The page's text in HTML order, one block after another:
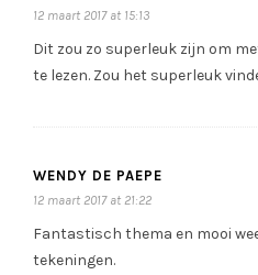
12 maart 2017 at 15:13
Dit zou zo superleuk zijn om
te lezen. Zou het superleuk
WENDY DE PAEPE
12 maart 2017 at 21:22
Fantastisch thema en mooi
tekeningen.